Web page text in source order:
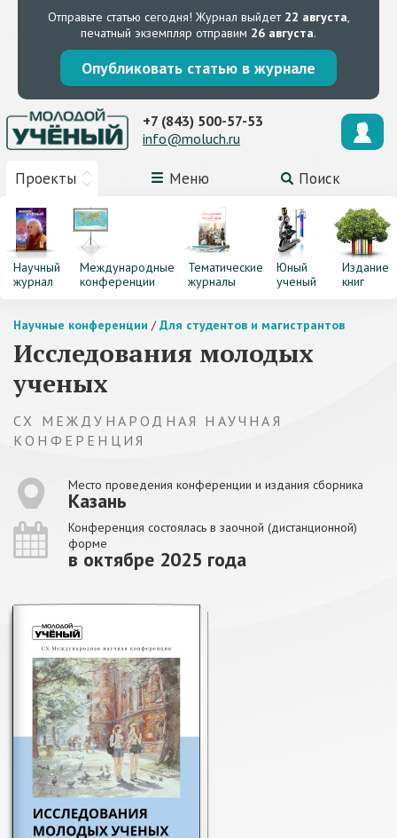
Отправьте статью сегодня! Журнал выйдет 22 августа,
печатный экземпляр отправим 26 августа.
Опубликовать статью в журнале
Проекты Меню Поиск
+7 (843) 500-57-53
info@moluch.ru
Научный
журнал
Международные
конференции
Тематические
журналы
Юный
ученый
Издание
книг
Научные конференции /Для студентов и магистрантов
Исследования молодых
ученых
CX МЕЖДУНАРОДНАЯ НАУЧНАЯ
КОНФЕРЕНЦИЯ
Место проведения конференции и издания сборника
Казань
Конференция состоялась в заочной (дистанционной)
форме
в октябре 2025 года